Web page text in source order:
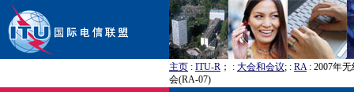
主页 : ITU-R ； : 大会和会议; : RA: 2007年
会(RA-07)